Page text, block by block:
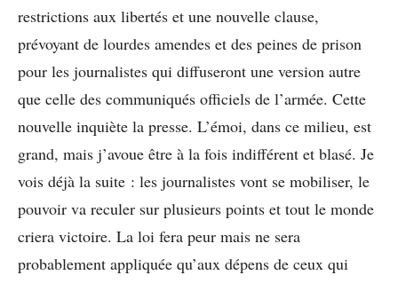
restrictions aux libertés et une nouvelle clause,
prévoyant de lourdes amendes et des peines de prison
pour les journalistes qui diffuseront une version autre
que celle des communiqués officiels de l’armée. Cette
nouvelle inquiète la presse. L’émoi, dans ce milieu, est
grand, mais j’avoue être à la fois indifférent et blasé. Je
vois déjà la suite : les journalistes vont se mobiliser, le
pouvoir va reculer sur plusieurs points et tout le monde
criera victoire. La loi fera peur mais ne sera
probablement appliquée qu’aux dépens de ceux qui